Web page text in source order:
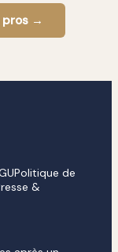
pros →
Politique de
&